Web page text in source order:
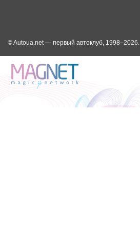
© Autoua.net — первый автоклуб, 1998–2026.